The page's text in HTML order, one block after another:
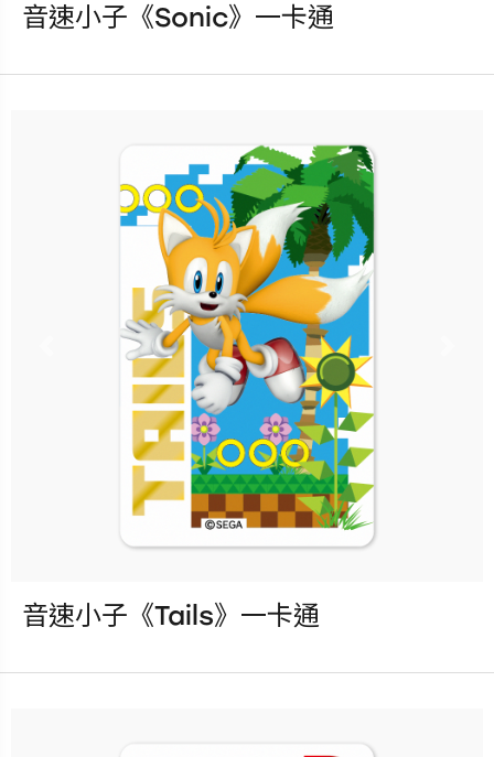
發行：2025-09-17
卡種：一卡通儲值卡-普通卡
立即購買
更多銷售據點
音速小子《Sonic》一卡通
Previous
發行：2025-09-17
卡種：一卡通儲值卡-普通卡
音速小子《Tails》一卡通